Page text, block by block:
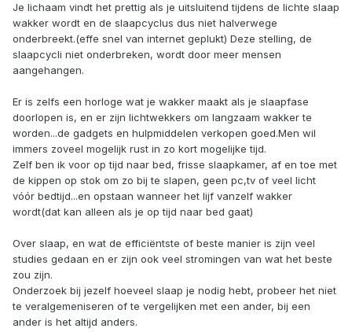
Je lichaam vindt het prettig als je uitsluitend tijdens de lichte slaap
wakker wordt en de slaapcyclus dus niet halverwege
onderbreekt.(effe snel van internet geplukt) Deze stelling, de
slaapcycli niet onderbreken, wordt door meer mensen
aangehangen.
Er is zelfs een horloge wat je wakker maakt als je slaapfase
doorlopen is, en er zijn lichtwekkers om langzaam wakker te
worden...de gadgets en hulpmiddelen verkopen goed.Men wil
immers zoveel mogelijk rust in zo kort mogelijke tijd.
Zelf ben ik voor op tijd naar bed, frisse slaapkamer, af en toe met
de kippen op stok om zo bij te slapen, geen pc,tv of veel licht
vóór bedtijd...en opstaan wanneer het lijf vanzelf wakker
wordt(dat kan alleen als je op tijd naar bed gaat)
Over slaap, en wat de efficiëntste of beste manier is zijn veel
studies gedaan en er zijn ook veel stromingen van wat het beste
zou zijn.
Onderzoek bij jezelf hoeveel slaap je nodig hebt, probeer het niet
te veralgemeniseren of te vergelijken met een ander, bij een
ander is het altijd anders.